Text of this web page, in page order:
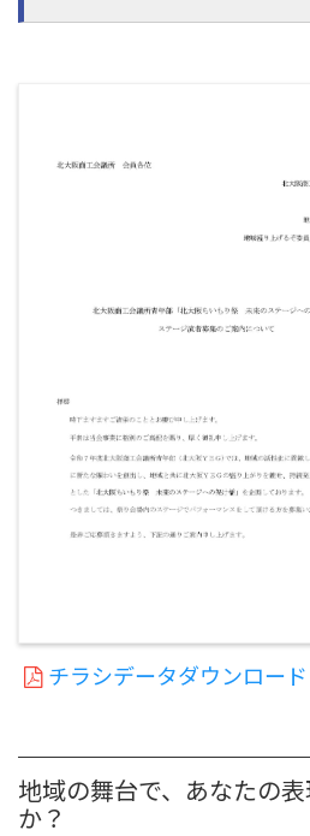
チラシデータダウンロード
地域の舞台で、あなたの
か？